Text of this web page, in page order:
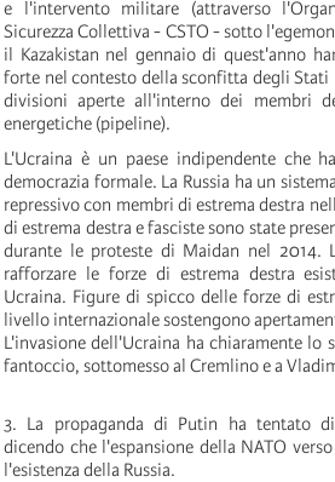
e l'intervento militare (attraverso
Sicurezza Collettiva - CSTO - sotto
il Kazakistan nel gennaio di quest'anno
forte nel contesto della sconfitta degli
divisioni aperte all'interno dei membri
energetiche (pipeline).
L'Ucraina è un paese indipendente che
democrazia formale. La Russia ha un
repressivo con membri di estrema destra
di estrema destra e fasciste sono state
durante le proteste di Maidan nel 2014.
rafforzare le forze di estrema destra
Ucraina. Figure di spicco delle forze di
livello internazionale sostengono
L'invasione dell'Ucraina ha chiaramente lo
fantoccio, sottomesso al Cremlino e a
3. La propaganda di Putin ha tentato
dicendo che l'espansione della NATO
l'esistenza della Russia.